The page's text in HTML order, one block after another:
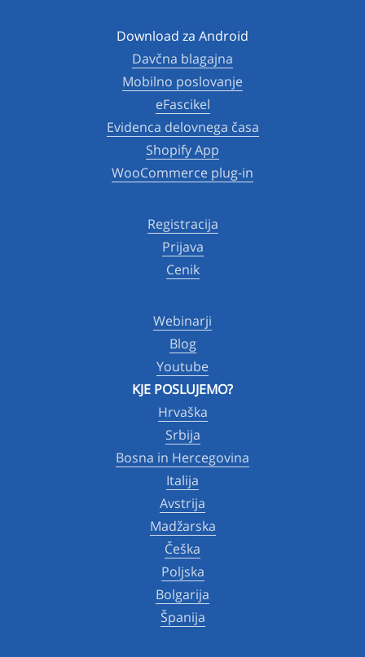
Download za Android
Davčna blagajna
Mobilno poslovanje
eFascikel
Evidenca delovnega časa
Shopify App
WooCommerce plug-in
Registracija
Prijava
Cenik
Webinarji
Blog
Youtube
KJE POSLUJEMO?
Hrvaška
Srbija
Bosna in Hercegovina
Italija
Avstrija
Madžarska
Češka
Poljska
Bolgarija
Španija